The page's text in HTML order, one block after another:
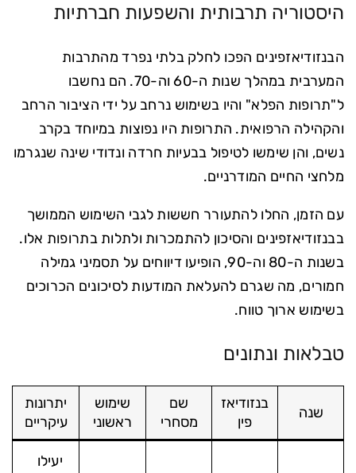
היסטוריה תרבותית והשפעות חברתיות
הבנזודיאזפינים הפכו לחלק בלתי נפרד מהתרבות
המערבית במהלך שנות ה-60 וה-70. הם נחשבו
ל"תרופות הפלא" והיו בשימוש נרחב על ידי הציבור הרחב
והקהילה הרפואית. התרופות היו נפוצות במיוחד בקרב
נשים, והן שימשו לטיפול בבעיות חרדה ונדודי שינה שנגרמו
מלחצי החיים המודרניים.
עם הזמן, החלו להתעורר חששות לגבי השימוש הממושך
בבנזודיאזפינים והסיכון להתמכרות ולתלות בתרופות אלו.
בשנות ה-80 וה-90, הופיעו דיווחים על תסמיני גמילה
חמורים, מה שגרם להעלאת המודעות לסיכונים הכרוכים
בשימוש ארוך טווח.
טבלאות ונתונים
שנה
בנזודיאז
פין
שם
מסחרי
שימוש
ראשוני
יתרונות
עיקריים
יעילו